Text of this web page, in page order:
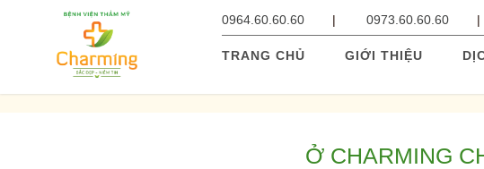
0964.60.60.60 0973.60.60.60
TRANG CHỦ GIỚI THIỆU
Ở CHARMING